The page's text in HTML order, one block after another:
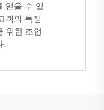
얻을 수 있
객의 특정
위한 조언
.